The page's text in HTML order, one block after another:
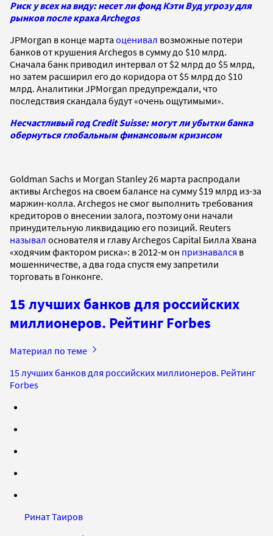
Риск у всех на виду: несет ли фонд Кэти Вуд угрозу для
рынков после краха Archegos
JPMorgan в конце марта оценивал возможные потери
банков от крушения Archegos в сумму до $10 млрд.
Сначала банк приводил интервал от $2 млрд до $5 млрд,
но затем расширил его до коридора от $5 млрд до $10
млрд. Аналитики JPMorgan предупреждали, что
последствия скандала будут «очень ощутимыми».
Несчастливый год Credit Suisse: могут ли убытки банка
обернуться глобальным финансовым кризисом
Goldman Sachs и Morgan Stanley 26 марта распродали
активы Archegos на своем балансе на сумму $19 млрд из-за
маржин-колла. Archegos не смог выполнить требования
кредиторов о внесении залога, поэтому они начали
принудительную ликвидацию его позиций. Reuters
называл основателя и главу Archegos Capital Билла Хвана
«ходячим фактором риска»: в 2012-м он признавался в
мошенничестве, а два года спустя ему запретили
торговать в Гонконге.
15 лучших банков для российских
миллионеров. Рейтинг Forbes
Материал по теме
15 лучших банков для российских миллионеров. Рейтинг
Forbes
Ринат Таиров